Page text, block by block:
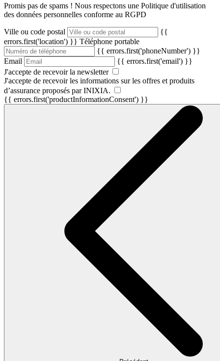
Promis pas de spams ! Nous respectons une Politique d'utilisation
des données personnelles conforme au RGPD
Ville ou code postal
{{
errors.first('location') }} Téléphone portable
{{ errors.first('phoneNumber') }}
Email
{{ errors.first('email') }}
J'accepte de recevoir la newsletter
J'accepte de recevoir les informations sur les offres et produits
d’assurance proposés par INIXIA.
{{ errors.first('productInformationConsent') }}